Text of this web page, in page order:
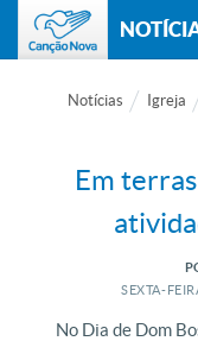
Notícias Igreja
Em
SEXTA-
No Dia de Dom